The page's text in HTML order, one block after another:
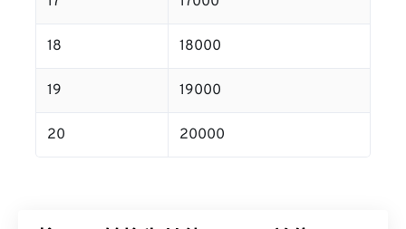
18 18000
19 19000
20 20000